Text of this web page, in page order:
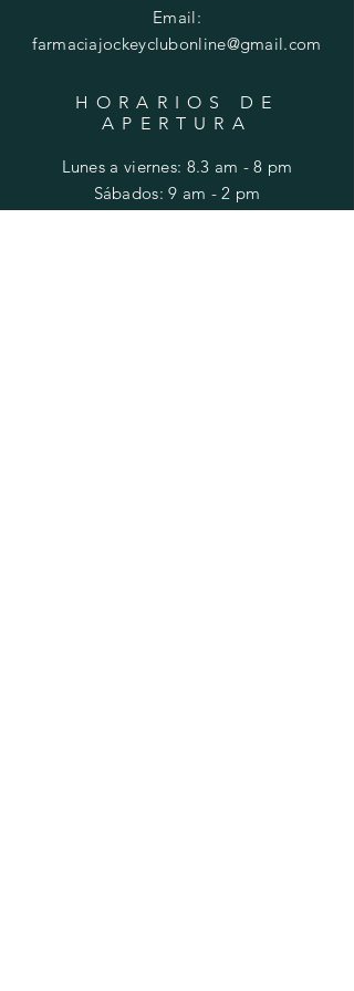
Email:
farmaciajockeyclubonline@gmail.com
HORARIOS DE
APERTURA
Lunes a viernes: 8.3 am - 8 pm
​​Sábados: 9 am - 2 pm